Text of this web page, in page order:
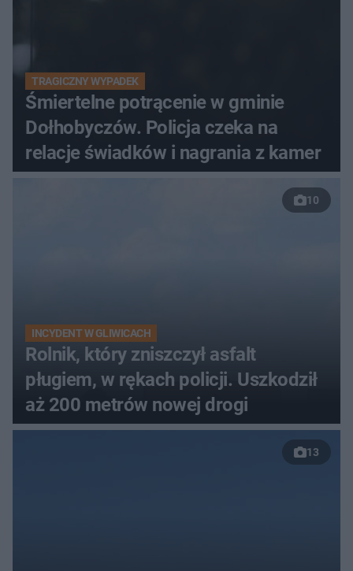
TRAGICZNY WYPADEK
Śmiertelne potrącenie w gminie
Dołhobyczów. Policja czeka na
relacje świadków i nagrania z kamer
10
INCYDENT W GLIWICACH
Rolnik, który zniszczył asfalt
pługiem, w rękach policji. Uszkodził
aż 200 metrów nowej drogi
13